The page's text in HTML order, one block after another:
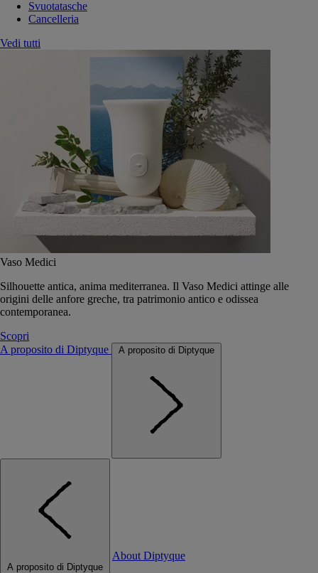
Svuotatasche
Cancelleria
Vedi tutti
Vaso Medici
Silhouette antica, anima mediterranea. Il Vaso Medici attinge alle
origini delle anfore greche, tra patrimonio antico e odissea
contemporanea.
Scopri
A proposito di Diptyque
A proposito di Diptyque
A proposito di Diptyque
About Diptyque